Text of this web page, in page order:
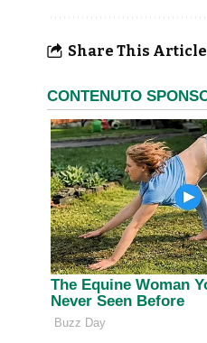
Share This Article